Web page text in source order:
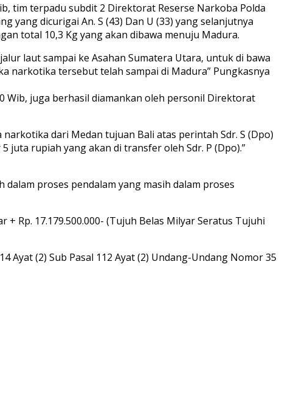
tim terpadu subdit 2 Direktorat Reserse Narkoba Polda
yang dicurigai An. S (43) Dan U (33) yang selanjutnya
total 10,3 Kg yang akan dibawa menuju Madura.
laut sampai ke Asahan Sumatera Utara, untuk di bawa
narkotika tersebut telah sampai di Madura” Pungkasnya
Wib, juga berhasil diamankan oleh personil Direktorat
dari Medan tujuan Bali atas perintah Sdr. S (Dpo)
juta rupiah yang akan di transfer oleh Sdr. P (Dpo).”
proses pendalam yang masih dalam proses
Rp. 17.179.500.000- (Tujuh Belas Milyar Seratus Tujuhi
Ayat (2) Sub Pasal 112 Ayat (2) Undang-Undang Nomor 35